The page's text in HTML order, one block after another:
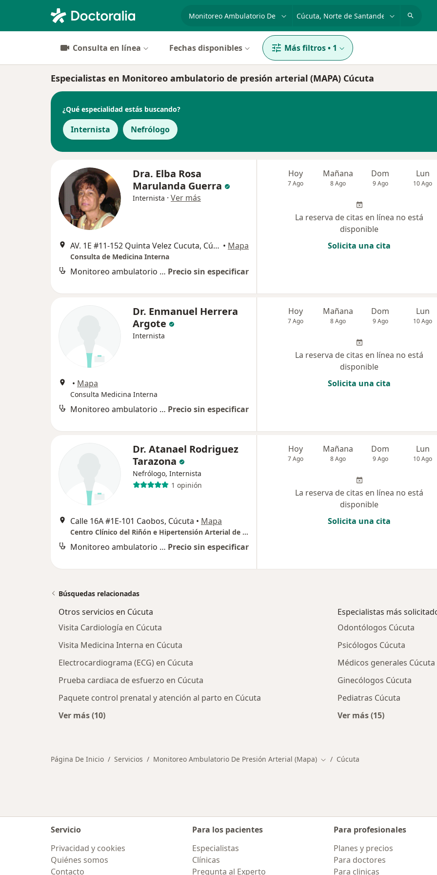
especialidad, enfermedad o nombrep. ej. Bogotá
Consulta en línea Fechas disponibles Más filtros• 1
Especialistas en Monitoreo ambulatorio de presión arterial (MAPA) Cúcuta
¿Qué especialidad estás buscando?
Internista Nefrólogo
Dra. Elba Rosa
Marulanda Guerra
Internista · Ver más
AV. 1E #11-152 Quinta Velez Cucuta, Cúcuta • Mapa
Consulta de Medicina Interna
Monitoreo ambulatorio de presión arterial (MAPA) Precio sin especificar
Hoy
7 Ago
Mañana
8 Ago
Dom
9 Ago
Lun
10 Ago
La reserva de citas en línea no está
disponible
Solicita una cita
Dr. Enmanuel Herrera
Argote
Internista
• Mapa
Consulta Medicina Interna
Monitoreo ambulatorio de presión arterial (MAPA) Precio sin especificar
Hoy
7 Ago
Mañana
8 Ago
Dom
9 Ago
Lun
10 Ago
La reserva de citas en línea no está
disponible
Solicita una cita
Dr. Atanael Rodriguez
Tarazona
Nefrólogo, Internista
1 opinión
Calle 16A #1E-101 Caobos, Cúcuta • Mapa
Centro Clínico del Riñón e Hipertensión Arterial de Colombia
Monitoreo ambulatorio de presión arterial (MAPA) Precio sin especificar
Hoy
7 Ago
Mañana
8 Ago
Dom
9 Ago
Lun
10 Ago
La reserva de citas en línea no está
disponible
Solicita una cita
Búsquedas relacionadas
Otros servicios en Cúcuta
Visita Cardiología en Cúcuta
Visita Medicina Interna en Cúcuta
Electrocardiograma (ECG) en Cúcuta
Prueba cardiaca de esfuerzo en Cúcuta
Paquete control prenatal y atención al parto en Cúcuta
Ver más (10)
Especialistas más
Odontólogos Cúcuta
Psicólogos Cúcuta
Médicos generales Cúcuta
Ginecólogos Cúcuta
Pediatras Cúcuta
Ver más (15)
Página De Inicio Servicios Monitoreo Ambulatorio De Presión Arterial (Mapa) Cambiar de ciudad
Cúcuta
Servicio
Privacidad y cookies
Quiénes somos
Contacto
Para los pacientes
Especialistas
Clínicas
Pregunta al Experto
Para profesionales
Planes y precios
Para doctores
Para clinicas